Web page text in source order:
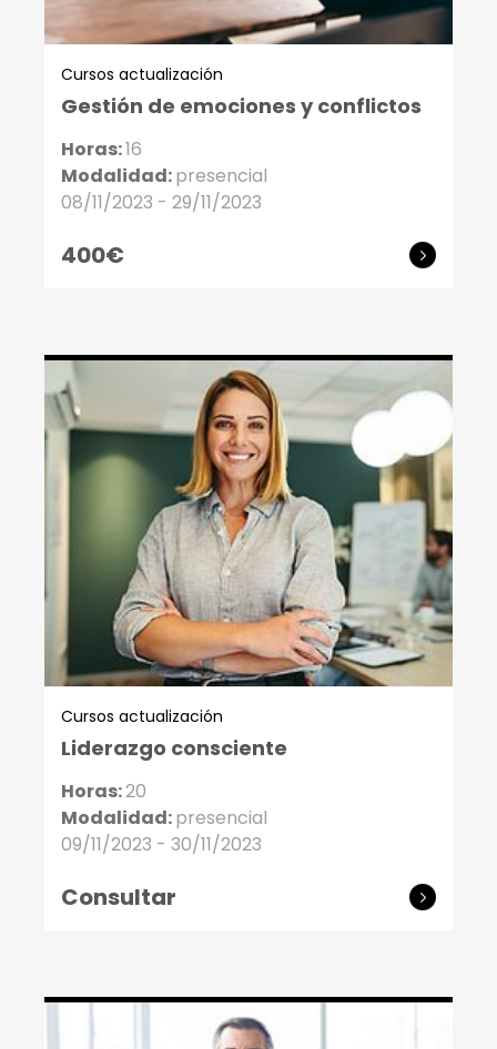
Cursos actualización
Gestión de emociones y conflictos
Horas:16
Modalidad:presencial
08/11/2023 - 29/11/2023
400€
Cursos actualización
Liderazgo consciente
Horas:20
Modalidad:presencial
09/11/2023 - 30/11/2023
Consultar